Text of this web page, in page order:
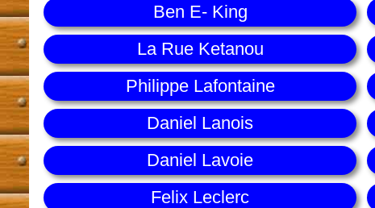
Ben E- King
La Rue Ketanou
Philippe Lafontaine
Daniel Lanois
Daniel Lavoie
Felix Leclerc